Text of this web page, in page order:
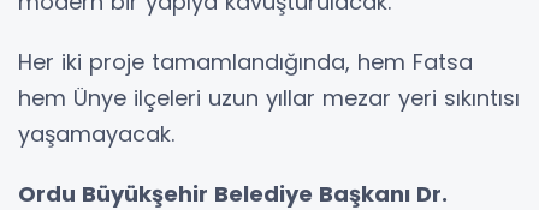
Her iki proje tamamlandığında, hem Fatsa
hem Ünye ilçeleri uzun yıllar mezar yeri sıkıntısı
yaşamayacak.
Ordu Büyükşehir Belediye Başkanı Dr.